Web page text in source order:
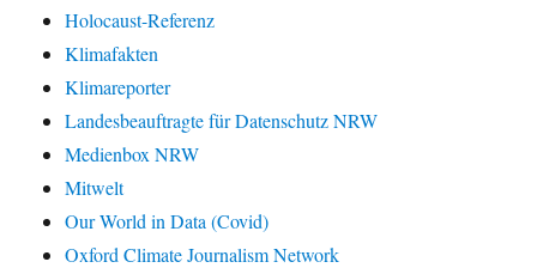
Holocaust-Referenz
Klimafakten
Klimareporter
Landesbeauftragte für Datenschutz NRW
Medienbox NRW
Mitwelt
Our World in Data (Covid)
Oxford Climate Journalism Network